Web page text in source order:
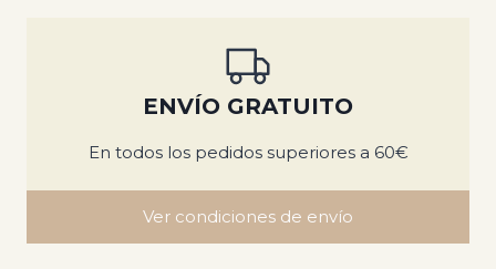
ENVÍO GRATUITO
En todos los pedidos superiores a 60€
Ver condiciones de envío